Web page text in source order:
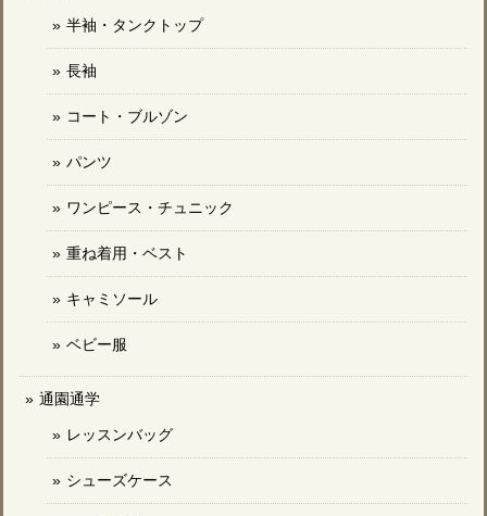
半袖・タンクトップ
長袖
コート・ブルゾン
パンツ
ワンピース・チュニック
重ね着用・ベスト
キャミソール
ベビー服
通園通学
レッスンバッグ
シューズケース